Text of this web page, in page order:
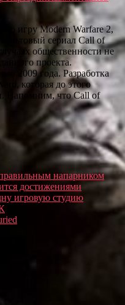
игру Modern Warfare 2,
сериал Call of
общественности не
проекта.
2009 года. Разработка
которая до этого
Напомним, что Call of
напарником
достижениями
игровую студию